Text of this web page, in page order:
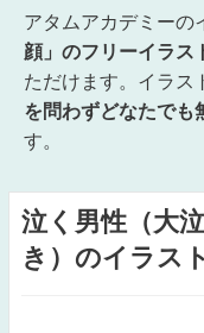
アタムアカデミーの
顔」のフリーイラス
ただけます。イラス
を問わずどなたでも
す。
泣く男性（大泣
き）のイラスト